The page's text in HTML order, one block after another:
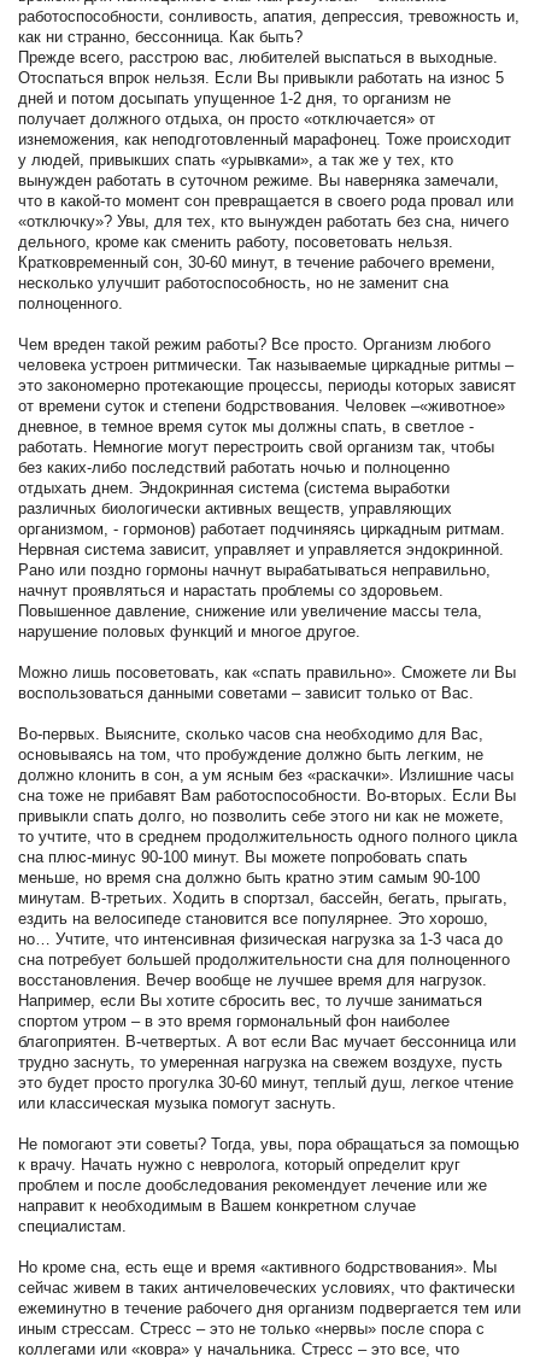
работоспособности, сонливость, апатия, депрессия, тревожность и,
как ни странно, бессонница. Как быть?
Прежде всего, расстрою вас, любителей выспаться в выходные.
Отоспаться впрок нельзя. Если Вы привыкли работать на износ 5
дней и потом досыпать упущенное 1-2 дня, то организм не
получает должного отдыха, он просто «отключается» от
изнеможения, как неподготовленный марафонец. Тоже происходит
у людей, привыкших спать «урывками», а так же у тех, кто
вынужден работать в суточном режиме. Вы наверняка замечали,
что в какой-то момент сон превращается в своего рода провал или
«отключку»? Увы, для тех, кто вынужден работать без сна, ничего
дельного, кроме как сменить работу, посоветовать нельзя.
Кратковременный сон, 30-60 минут, в течение рабочего времени,
несколько улучшит работоспособность, но не заменит сна
полноценного.
Чем вреден такой режим работы? Все просто. Организм любого
человека устроен ритмически. Так называемые циркадные ритмы –
это закономерно протекающие процессы, периоды которых зависят
от времени суток и степени бодрствования. Человек –«животное»
дневное, в темное время суток мы должны спать, в светлое -
работать. Немногие могут перестроить свой организм так, чтобы
без каких-либо последствий работать ночью и полноценно
отдыхать днем. Эндокринная система (система выработки
различных биологически активных веществ, управляющих
организмом, - гормонов) работает подчиняясь циркадным ритмам.
Нервная система зависит, управляет и управляется эндокринной.
Рано или поздно гормоны начнут вырабатываться неправильно,
начнут проявляться и нарастать проблемы со здоровьем.
Повышенное давление, снижение или увеличение массы тела,
нарушение половых функций и многое другое.
Можно лишь посоветовать, как «спать правильно». Сможете ли Вы
воспользоваться данными советами – зависит только от Вас.
Во-первых. Выясните, сколько часов сна необходимо для Вас,
основываясь на том, что пробуждение должно быть легким, не
должно клонить в сон, а ум ясным без «раскачки». Излишние часы
сна тоже не прибавят Вам работоспособности. Во-вторых. Если Вы
привыкли спать долго, но позволить себе этого ни как не можете,
то учтите, что в среднем продолжительность одного полного цикла
сна плюс-минус 90-100 минут. Вы можете попробовать спать
меньше, но время сна должно быть кратно этим самым 90-100
минутам. В-третьих. Ходить в спортзал, бассейн, бегать, прыгать,
ездить на велосипеде становится все популярнее. Это хорошо,
но… Учтите, что интенсивная физическая нагрузка за 1-3 часа до
сна потребует большей продолжительности сна для полноценного
восстановления. Вечер вообще не лучшее время для нагрузок.
Например, если Вы хотите сбросить вес, то лучше заниматься
спортом утром – в это время гормональный фон наиболее
благоприятен. В-четвертых. А вот если Вас мучает бессонница или
трудно заснуть, то умеренная нагрузка на свежем воздухе, пусть
это будет просто прогулка 30-60 минут, теплый душ, легкое чтение
или классическая музыка помогут заснуть.
Не помогают эти советы? Тогда, увы, пора обращаться за помощью
к врачу. Начать нужно с невролога, который определит круг
проблем и после дообследования рекомендует лечение или же
направит к необходимым в Вашем конкретном случае
специалистам.
Но кроме сна, есть еще и время «активного бодрствования». Мы
сейчас живем в таких античеловеческих условиях, что фактически
ежеминутно в течение рабочего дня организм подвергается тем или
иным стрессам. Стресс – это не только «нервы» после спора с
коллегами или «ковра» у начальника. Стресс – это все, что